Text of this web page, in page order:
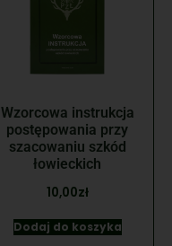
Wzorcowa instrukcja
postępowania przy
szacowaniu szkód
łowieckich
10,00zł
Dodaj do koszyka